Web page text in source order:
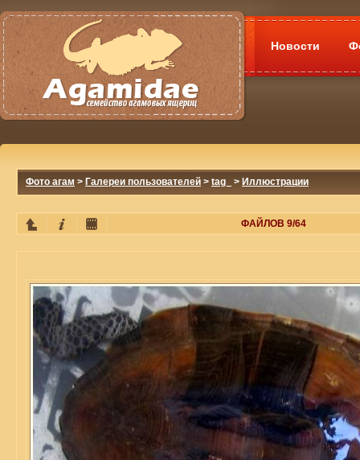
Новости
Фото агам > Галереи пользователей > tag_ > Иллюстрации
ФАЙЛОВ 9/64